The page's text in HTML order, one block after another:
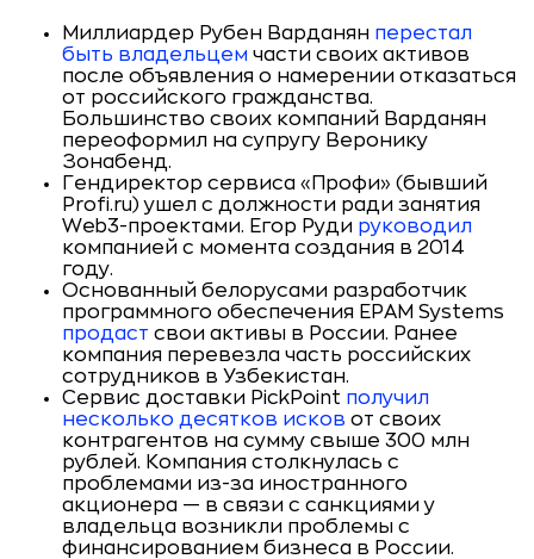
Миллиардер Рубен Варданян перестал
быть владельцем части своих активов
после объявления о намерении отказаться
от российского гражданства.
Большинство своих компаний Варданян
переоформил на супругу Веронику
Зонабенд.
Гендиректор сервиса «Профи» (бывший
Profi.ru) ушел с должности ради занятия
Web3-проектами. Егор Руди руководил
компанией с момента создания в 2014
году.
Основанный белорусами разработчик
программного обеспечения EPAM Systems
продаст свои активы в России. Ранее
компания перевезла часть российских
сотрудников в Узбекистан.
Сервис доставки PickPoint получил
несколько десятков исков от своих
контрагентов на сумму свыше 300 млн
рублей. Компания столкнулась с
проблемами из-за иностранного
акционера — в связи с санкциями у
владельца возникли проблемы с
финансированием бизнеса в России.